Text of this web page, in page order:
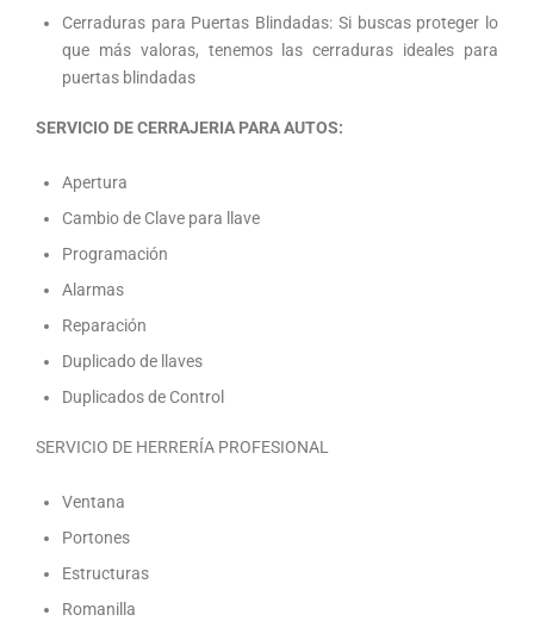
Cerraduras para Puertas Blindadas: Si buscas proteger lo
que más valoras, tenemos las cerraduras ideales para
puertas blindadas
SERVICIO DE CERRAJERIA PARA AUTOS:
Apertura
Cambio de Clave para llave
Programación
Alarmas
Reparación
Duplicado de llaves
Duplicados de Control
SERVICIO DE HERRERÍA PROFESIONAL
Ventana
Portones
Estructuras
Romanilla